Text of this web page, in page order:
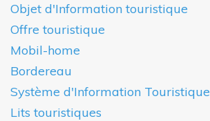
Objet d'Information touristique
Offre touristique
Mobil-home
Bordereau
Système d'Information Touristique
Lits touristiques